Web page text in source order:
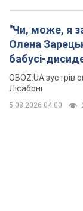
"Чи, може, я
Олена
бабусі-
критику
Португалію з
OBOZ.UA зустрів
Лісабоні
5.08.2026 04:00